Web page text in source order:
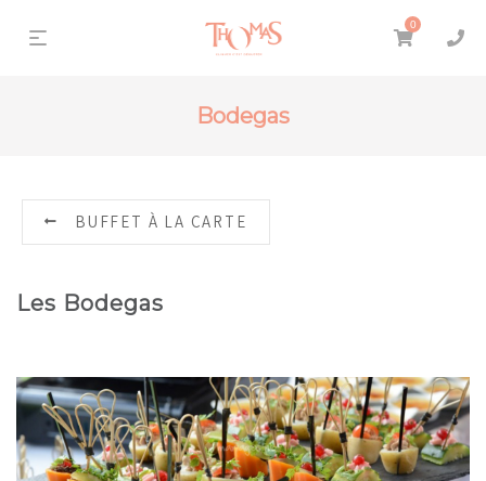
0
Bodegas
BUFFET À LA CARTE
Les Bodegas